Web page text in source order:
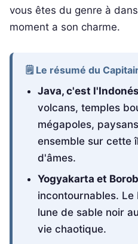
vous êtes du genre à
moment a son charme.
🗒️ Le résumé du
Java, c'est
volcans, temples
mégapoles,
ensemble sur cette
d'âmes.
Yogyakarta et
incontournables. Le
lune de sable noir
vie chaotique.